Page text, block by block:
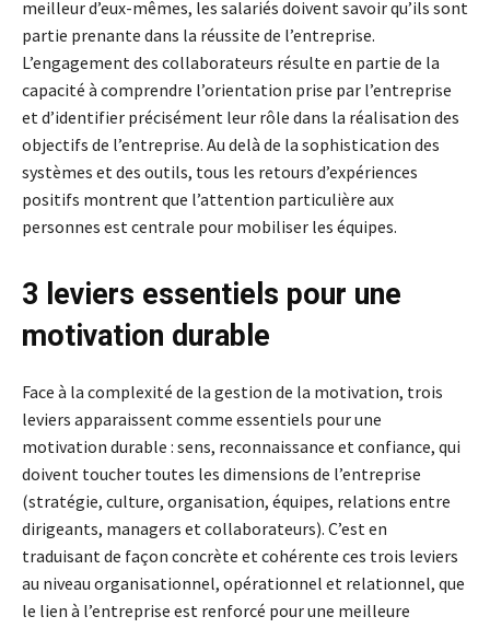
meilleur d’eux-mêmes, les salariés doivent savoir qu’ils sont
partie prenante dans la réussite de l’entreprise.
L’engagement des collaborateurs résulte en partie de la
capacité à comprendre l’orientation prise par l’entreprise
et d’identifier précisément leur rôle dans la réalisation des
objectifs de l’entreprise. Au delà de la sophistication des
systèmes et des outils, tous les retours d’expériences
positifs montrent que l’attention particulière aux
personnes est centrale pour mobiliser les équipes.
3 leviers essentiels pour une
motivation durable
Face à la complexité de la gestion de la motivation, trois
leviers apparaissent comme essentiels pour une
motivation durable : sens, reconnaissance et confiance, qui
doivent toucher toutes les dimensions de l’entreprise
(stratégie, culture, organisation, équipes, relations entre
dirigeants, managers et collaborateurs). C’est en
traduisant de façon concrète et cohérente ces trois leviers
au niveau organisationnel, opérationnel et relationnel, que
le lien à l’entreprise est renforcé pour une meilleure